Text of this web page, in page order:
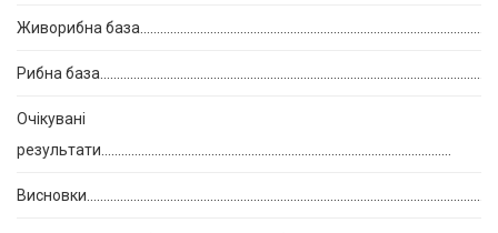
Живорибна
Рибна
Очікувані
результати……………………………………………………………………………………………